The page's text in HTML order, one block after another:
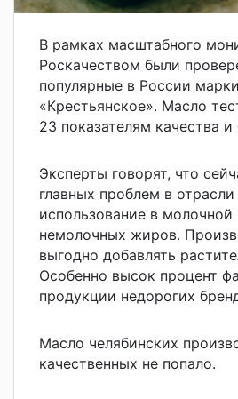
В рамках масштабного
Роскачеством были
популярные в России
«Крестьянское». Масло
23 показателям качества и
Эксперты говорят, что
главных проблем в отрасли
использование в
немолочных жиров.
выгодно добавлять
Особенно высок процент
продукции недорогих
Масло челябинских
качественных не попало.